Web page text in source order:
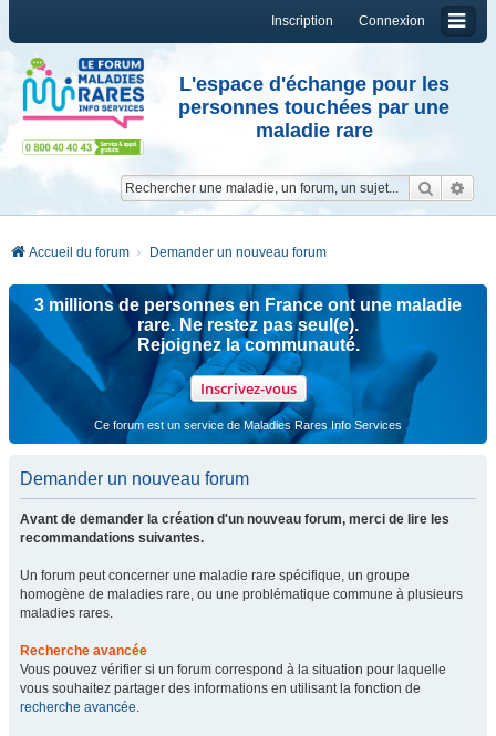
Connexion
Inscription
L'espace d'échange pour les
personnes touchées par une
maladie rare
Accueil du forum Demander un nouveau forum
3 millions de personnes en France ont une maladie
rare. Ne restez pas seul(e).
Rejoignez la communauté.
Inscrivez-vous
Ce forum est un service de Maladies Rares Info Services
Demander un nouveau forum
Avant de demander la création d'un nouveau forum, merci de lire les
recommandations suivantes.
Un forum peut concerner une maladie rare spécifique, un groupe
homogène de maladies rare, ou une problématique commune à plusieurs
maladies rares.
Recherche avancée
Vous pouvez vérifier si un forum correspond à la situation pour laquelle
vous souhaitez partager des informations en utilisant la fonction de
recherche avancée.